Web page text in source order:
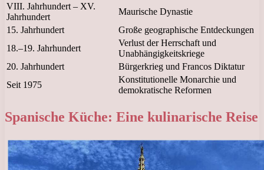
VIII. Jahrhundert – XV.
Jahrhundert
Maurische Dynastie
15. Jahrhundert
Große geographische Entdeckungen
18.–19. Jahrhundert
Verlust der Herrschaft und
Unabhängigkeitskriege
20. Jahrhundert
Bürgerkrieg und Francos Diktatur
Seit 1975
Konstitutionelle Monarchie und
demokratische Reformen
Spanische Küche: Eine kulinarische Reise